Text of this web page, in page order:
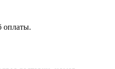
оплаты.